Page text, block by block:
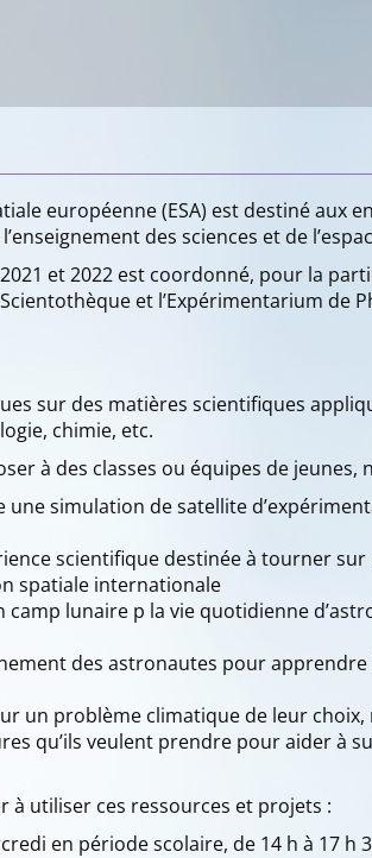
européenne (ESA) est destiné aux
des sciences et de
et 2022 est coordonné, pour la
et l’Expérimentarium de
sur des matières scientifiques
chimie, etc.
à des classes ou équipes de jeunes,
une simulation de satellite
scientifique destinée à tourner sur
spatiale internationale
camp lunaire p la vie quotidienne
des astronautes pour
un problème climatique de leur
qu’ils veulent prendre pour aider à
à utiliser ces ressources et projets :
en période scolaire, de 14 h à 17 h